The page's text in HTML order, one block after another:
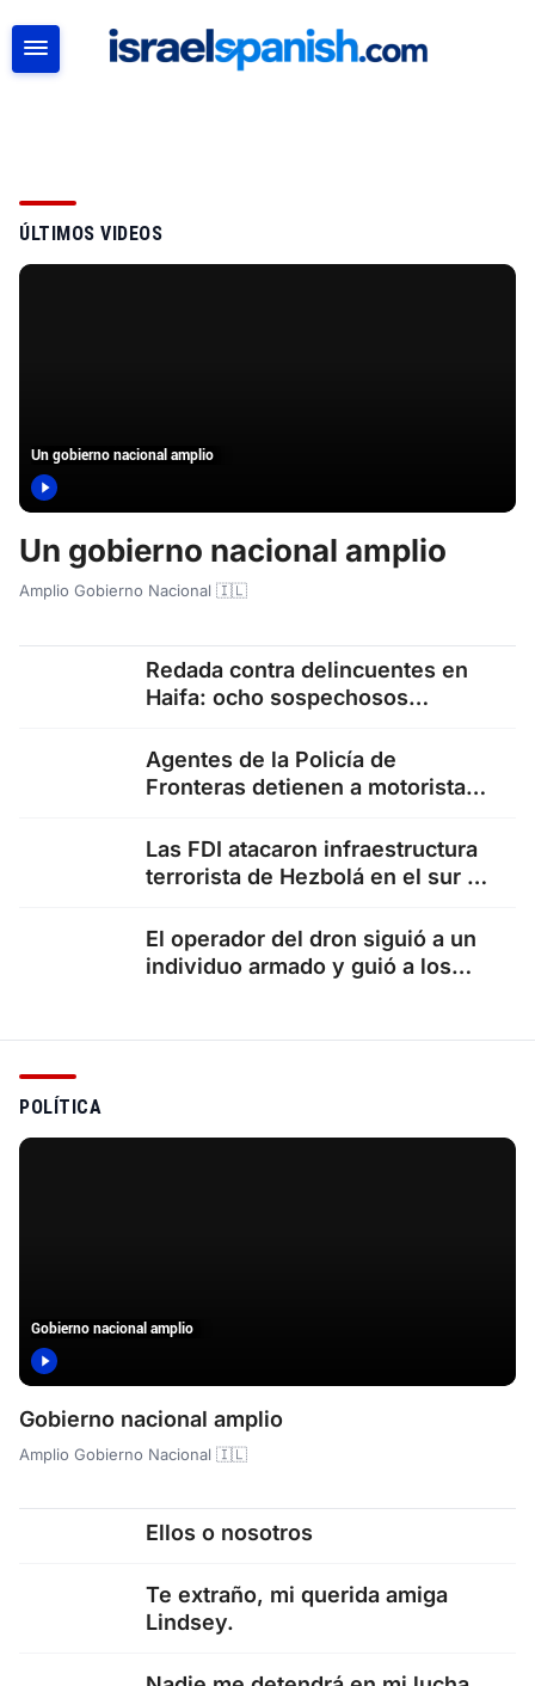
ÚLTIMOS VIDEOS
Un gobierno nacional amplio
Un gobierno nacional amplio
Amplio Gobierno Nacional 🇮🇱
Redada contra delincuentes en
Haifa: ocho sospechosos
shekels incautados
Agentes de la Policía de
Fronteras detienen a motorista
Las FDI atacaron infraestructura
terrorista de Hezbolá en el sur de
El operador del dron siguió a un
individuo armado y guió a los
POLÍTICA
Gobierno nacional amplio
Gobierno nacional amplio
Amplio Gobierno Nacional 🇮🇱
Ellos o nosotros
Te extraño, mi querida amiga
Lindsey.